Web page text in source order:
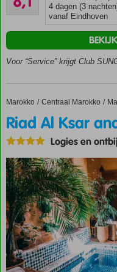
ligging met
uitzicht op
het
Maar liefst
zwembaden
en aquapark
volwassenen
en kinderen
Inclusive
genieten
zonder
zorgen
15
beoordelingen
4 dagen (3
vanaf Eindhoven
Voor “Service” krijgt Club
Home
Marokko Centraal Marokko
Riad Al Ksar and Spa
Riad Al Ksar
Logies en